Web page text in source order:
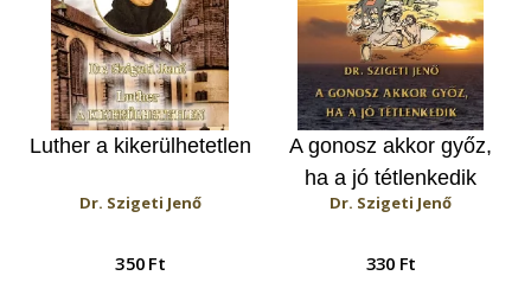
Luther a kikerülhetetlen
Dr. Szigeti Jenő
350 Ft
A gonosz akkor győz,
ha a jó tétlenkedik
Dr. Szigeti Jenő
330 Ft